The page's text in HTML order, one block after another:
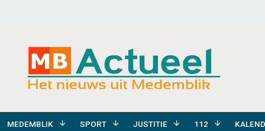
MEDEMBLIK SPORT JUSTITIE 112